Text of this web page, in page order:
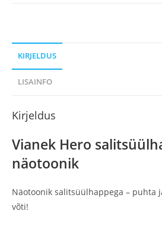
KIRJELDUS
LISAINFO
Kirjeldus
Vianek Hero
näotoonik
Näotoonik salitsüülhappega – puhta
võti!